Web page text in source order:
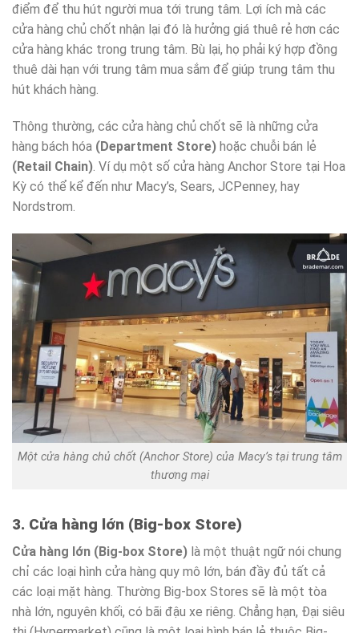
điểm để thu hút người mua tới trung tâm. Lợi ích mà các
cửa hàng chủ chốt nhận lại đó là hưởng giá thuê rẻ hơn các
cửa hàng khác trong trung tâm. Bù lại, họ phải ký hợp đồng
thuê dài hạn với trung tâm mua sắm để giúp trung tâm thu
hút khách hàng.
Thông thường, các cửa hàng chủ chốt sẽ là những cửa
hàng bách hóa (Department Store) hoặc chuỗi bán lẻ
(Retail Chain). Ví dụ một số cửa hàng Anchor Store tại Hoa
Kỳ có thể kể đến như Macy’s, Sears, JCPenney, hay
Nordstrom.
Một cửa hàng chủ chốt (Anchor Store) của Macy’s tại trung tâm
thương mại
3. Cửa hàng lớn (Big-box Store)
Cửa hàng lớn (Big-box Store) là một thuật ngữ nói chung
chỉ các loại hình cửa hàng quy mô lớn, bán đầy đủ tất cả
các loại mặt hàng. Thường Big-box Stores sẽ là một tòa
nhà lớn, nguyên khối, có bãi đậu xe riêng. Chẳng hạn, Đại siêu